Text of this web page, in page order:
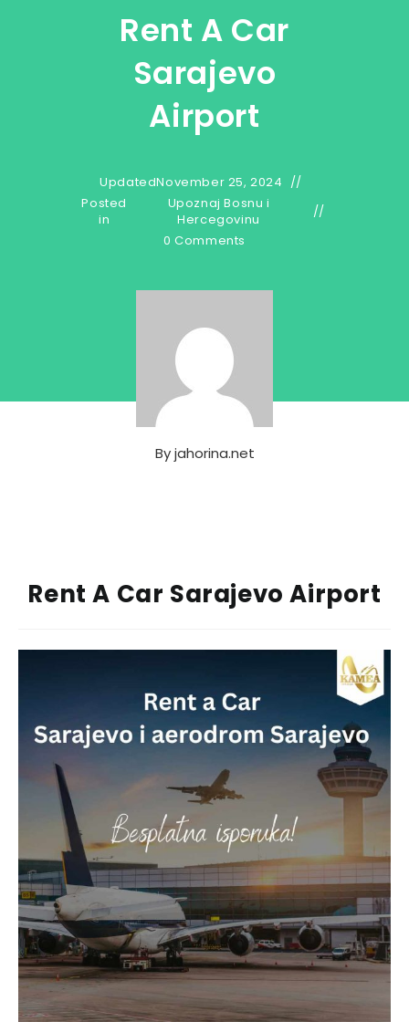
Rent A Car
Sarajevo
Airport
UpdatedNovember 25, 2024
Posted
in
Upoznaj Bosnu i
Hercegovinu
0 Comments
Byjahorina.net
Rent A Car Sarajevo Airport